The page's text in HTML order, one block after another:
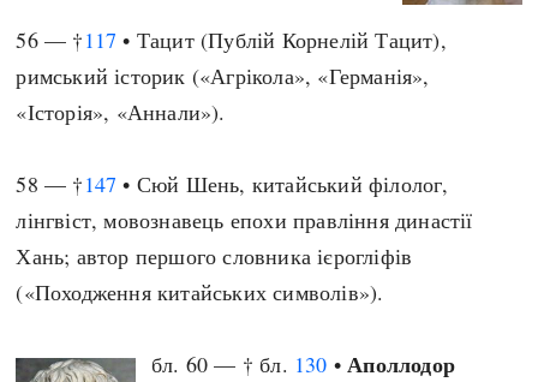
56 — †117 • Тацит (Публій Корнелій Тацит),
римський історик («Агрікола», «Германія»,
«Історія», «Аннали»).
58 — †147 • Сюй Шень, китайський філолог,
лінгвіст, мовознавець епохи правління династії
Хань; автор першого словника ієрогліфів
(«Походження китайських символів»).
бл. 60 — † бл. 130 •Аполлодор